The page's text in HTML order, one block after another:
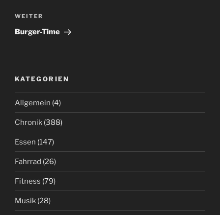
Nächster
Beitrag
WEITER
Burger-Time
KATEGORIEN
Allgemein (4)
Chronik (388)
Essen (147)
Fahrrad (26)
Fitness (79)
Musik (28)